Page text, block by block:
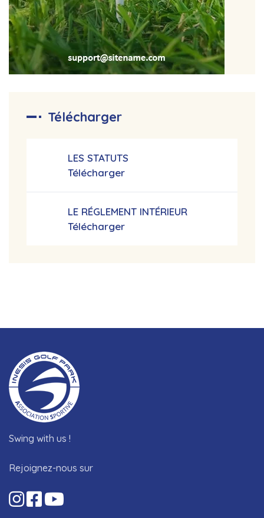
Télécharger
LES STATUTS
Télécharger
LE RÉGLEMENT INTÉRIEUR
Télécharger
Swing with us !
Rejoignez-nous sur